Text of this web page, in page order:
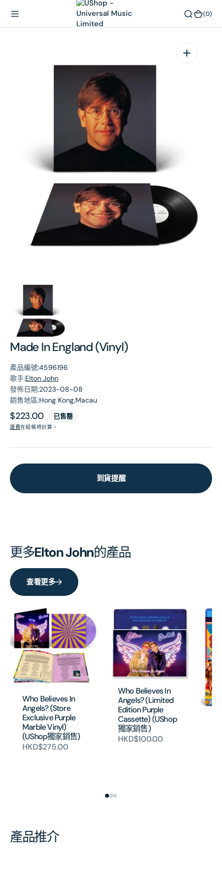
(0)
Made In England (Vinyl)
產品編號:4596196
歌手:Elton John
發佈日期:2023-08-08
銷售地區:Hong Kong,Macau
原
價
$223.00 已售罄
運費在結帳時計算。
到貨提醒
相
簿
中
開
啟
更多Elton John的產品
查看更多
Who Believes In
Angels? (Store
Exclusive Purple
Marble Vinyl)
(UShop獨家銷售)
HKD$275.00
Who Believes In
Angels? (Limited
Edition Purple
Cassette) (UShop
獨家銷售)
HKD$100.00
產品推介